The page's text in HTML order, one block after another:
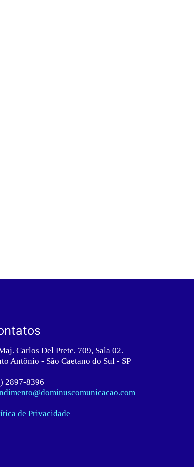
Carlos Del Prete, 709, Sala 02.
Antônio - São Caetano do Sul - SP
2897-8396
de Privacidade